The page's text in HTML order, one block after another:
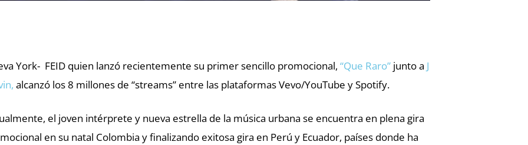
York- FEID quien lanzó recientemente su primer sencillo promocional,“Que Raro” junto a J
alcanzó los 8 millones de “streams” entre las plataformas Vevo/YouTube y Spotify.
el joven intérprete y nueva estrella de la música urbana se encuentra en plena gira
en su natal Colombia y finalizando exitosa gira en Perú y Ecuador, países donde ha